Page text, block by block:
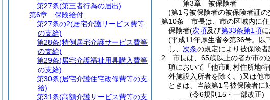
第3章
被保険者
(第1号被保険者の被保険者証の
第10条
市長は、市の区域内に
保険者(次項及び第33条第1項
(平成11年厚生省令第36号。以
し、 次条の規定により被保険
2
市長は、65歳以上の者が市の
項において「他市町村住所地
外施設入所者を除く。)又は他
ときは、当該第1号被保険者に
(令6規則15・一部改正)
第27条(第三者行為の届出)
第6章
保険給付
第27条の2(居宅介護サービス費等
の支給)
第28条(特例居宅介護サービス費等
の支給)
第29条(居宅介護福祉用具購入費等
の支給)
第30条(居宅介護住宅改修費等の支
給)
第31条(高額介護サービス費等の支